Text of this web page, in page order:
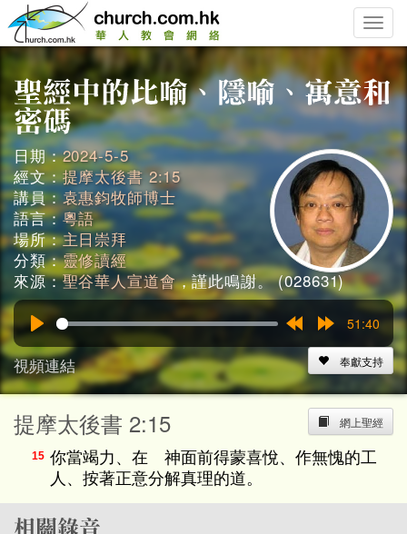
Toggle
日期：2024-5-5
經文：提摩太後書 2:15
講員：袁惠鈞牧師博士
語言：粵語
場所：主日崇拜
分類：靈修讀經
來源：聖谷華人宣道會，謹此鳴謝。 (028631)
Play
15s
15s
51:40
視頻連結 奉獻支持
網上聖經
提摩太後書 2:15
15 你當竭力、在 神面前得蒙喜悅、作無愧的工
人、按著正意分解真理的道。